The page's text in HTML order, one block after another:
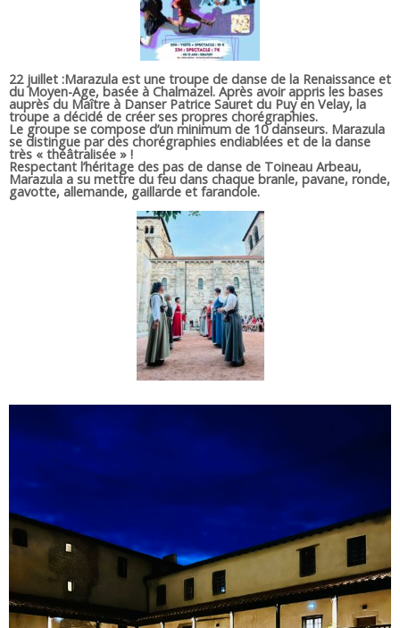
22 juillet :Marazula est une troupe de danse de la Renaissance et
du Moyen-Age, basée à Chalmazel. Après avoir appris les bases
auprès du Maître à Danser Patrice Sauret du Puy en Velay, la
troupe a décidé de créer ses propres chorégraphies.
Le groupe se compose d’un minimum de 10 danseurs. Marazula
se distingue par des chorégraphies endiablées et de la danse
très « théâtralisée » !
Respectant l’héritage des pas de danse de Toineau Arbeau,
Marazula a su mettre du feu dans chaque branle, pavane, ronde,
gavotte, allemande, gaillarde et farandole.